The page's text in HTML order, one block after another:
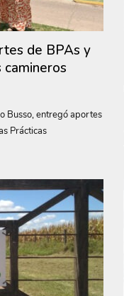
de BPAs y
camineros
Busso, entregó aportes
Prácticas